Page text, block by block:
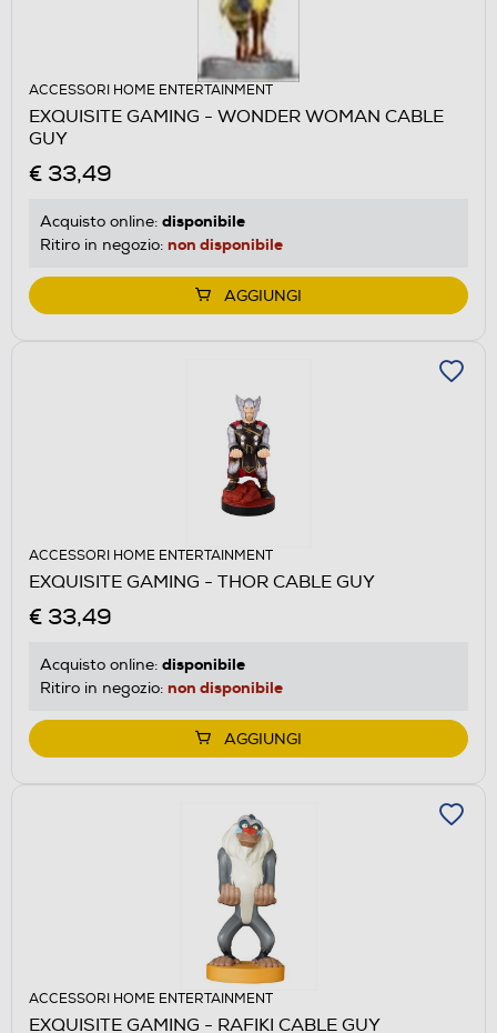
ACCESSORI HOME ENTERTAINMENT
EXQUISITE GAMING - WONDER WOMAN CABLE
GUY
€ 33,49
Acquisto online: disponibile
Ritiro in negozio: non disponibile
AGGIUNGI
ACCESSORI HOME ENTERTAINMENT
EXQUISITE GAMING - THOR CABLE GUY
€ 33,49
Acquisto online: disponibile
Ritiro in negozio: non disponibile
AGGIUNGI
ACCESSORI HOME ENTERTAINMENT
EXQUISITE GAMING - RAFIKI CABLE GUY